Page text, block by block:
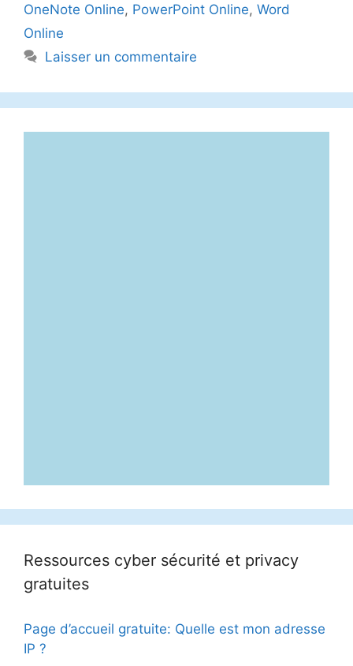
OneNote Online, PowerPoint Online, Word
Online
Laisser un commentaire
Ressources cyber sécurité et privacy
gratuites
Page d’accueil gratuite: Quelle est mon adresse
IP ?